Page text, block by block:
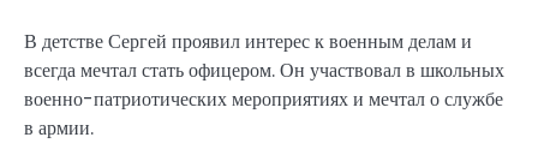
В детстве Сергей проявил интерес к военным делам и
всегда мечтал стать офицером. Он участвовал в школьных
военно-патриотических мероприятиях и мечтал о службе
в армии.